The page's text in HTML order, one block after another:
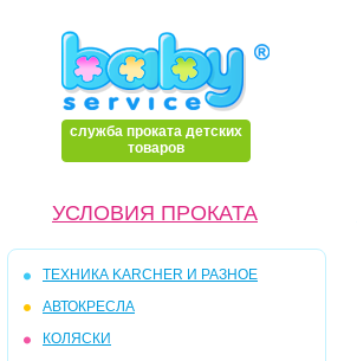
служба проката детских
товаров
УСЛОВИЯ ПРОКАТА
ТЕХНИКА KARCHER И РАЗНОЕ
АВТОКРЕСЛА
КОЛЯСКИ